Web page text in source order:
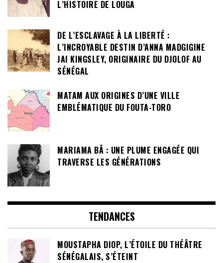
L’HISTOIRE DE LOUGA
DE L’ESCLAVAGE À LA LIBERTÉ :
L’INCROYABLE DESTIN D’ANNA MADGIGINE
JAI KINGSLEY, ORIGINAIRE DU DJOLOF AU
SÉNÉGAL
MATAM AUX ORIGINES D’UNE VILLE
EMBLÉMATIQUE DU FOUTA-TORO
MARIAMA BÂ : UNE PLUME ENGAGÉE QUI
TRAVERSE LES GÉNÉRATIONS
TENDANCES
MOUSTAPHA DIOP, L’ÉTOILE DU THÉÂTRE
SÉNÉGALAIS, S’ÉTEINT